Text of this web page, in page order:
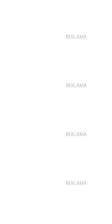
REKLAMA
REKLAMA
REKLAMA
REKLAMA